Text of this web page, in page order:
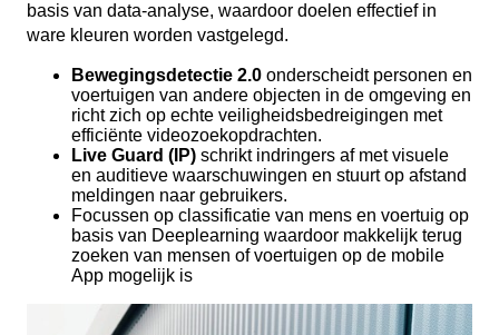
basis van data-analyse, waardoor doelen effectief in
ware kleuren worden vastgelegd.
Bewegingsdetectie 2.0 onderscheidt personen en
voertuigen van andere objecten in de omgeving en
richt zich op echte veiligheidsbedreigingen met
efficiënte videozoekopdrachten.
Live Guard (IP) schrikt indringers af met visuele
en auditieve waarschuwingen en stuurt op afstand
meldingen naar gebruikers.
Focussen op classificatie van mens en voertuig op
basis van Deeplearning waardoor makkelijk terug
zoeken van mensen of voertuigen op de mobile
App mogelijk is